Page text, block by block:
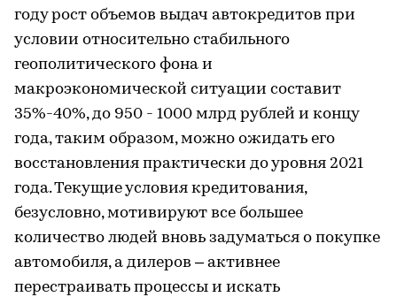
году рост объемов выдач автокредитов при
условии относительно стабильного
геополитического фона и
макроэкономической ситуации составит
35%-40%, до 950 - 1000 млрд рублей и концу
года, таким образом, можно ожидать его
восстановления практически до уровня 2021
года. Текущие условия кредитования,
безусловно, мотивируют все большее
количество людей вновь задуматься о покупке
автомобиля, а дилеров – активнее
перестраивать процессы и искать